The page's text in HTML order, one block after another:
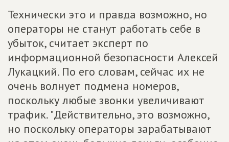
Технически это и правда возможно, но
операторы не станут работать себе в
убыток, считает эксперт по
информационной безопасности Алексей
Лукацкий. По его словам, сейчас их не
очень волнует подмена номеров,
поскольку любые звонки увеличивают
трафик. "Действительно, это возможно,
но поскольку операторы зарабатывают